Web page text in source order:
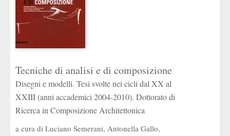
Tecniche di analisi e di composizione
Disegni e modelli. Tesi svolte nei cicli dal XX al
XXIII (anni accademici 2004-2010). Dottorato di
Ricerca in Composizione Architettonica
a cura di Luciano Semerani, Antonella Gallo,